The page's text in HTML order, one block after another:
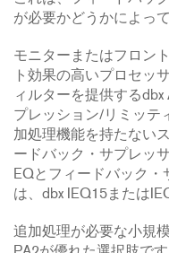
が必要かどうかによっ
モニターまたはフロン
ト効果の高いプロセッ
ィルターを提供する
プレッション/リミッテ
加処理機能を持たない
ードバック・サプレッ
EQとフィードバック・
は、dbx IEQ15または
追加処理が必要な小規